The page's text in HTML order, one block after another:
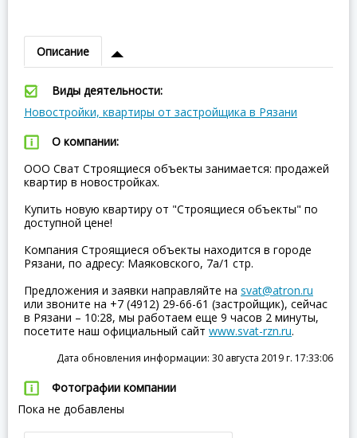
Описание
Виды деятельности:
Новостройки, квартиры от застройщика в Рязани
О компании:
ООО Сват Строящиеся объекты занимается: продажей
квартир в новостройках.
Купить новую квартиру от "Строящиеся объекты" по
доступной цене!
Компания Строящиеся объекты находится в городе
Рязани, по адресу: Маяковского, 7а/1 стр.
Предложения и заявки направляйте на svat@atron.ru
или звоните на +7 (4912) 29-66-61 (застройщик), сейчас
в Рязани – 10:28, мы работаем еще 9 часов 2 минуты,
посетите наш официальный сайт www.svat-rzn.ru.
Дата обновления информации: 30 августа 2019 г. 17:33:06
Фотографии компании
Пока не добавлены